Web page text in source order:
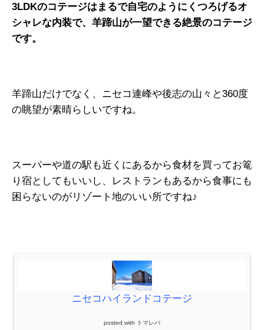
3LDKのコテージはまるで自宅のようにくつろげるオ
シャレな内装で、羊蹄山が一望できる絶景のコテージ
です。
羊蹄山だけでなく、ニセコ連峰や後志の山々と360度
の眺望が素晴らしいですね。
スーパーや道の駅も近くにあるから食材を買ってお篭
り宿としてもいいし、レストランもあるから食事にも
困らないのがリゾート地のいい所ですね♪
ニセコハイランドコテージ
posted with トマレバ